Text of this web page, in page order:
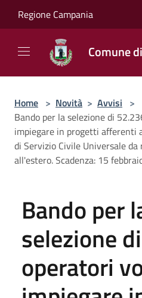
Regione Campania
Comune
Home > Novità > Avvisi >
Bando per la selezione di
impiegare in progetti afferenti
di Servizio Civile Universale
all'estero. Scadenza: 15
Bando per
selezione
operatori